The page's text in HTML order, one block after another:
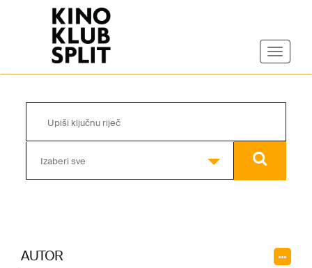
Izaberi sve
AUTOR